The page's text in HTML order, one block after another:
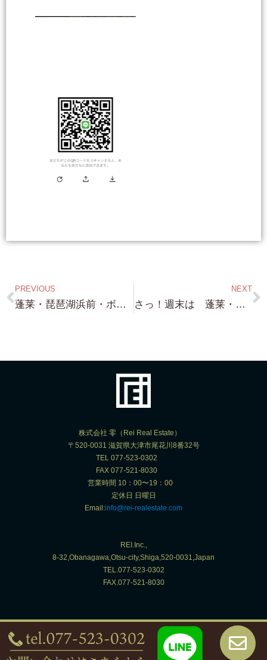
PREVIOUS
蓬莱・琵琶湖浜前・ボート下ろせるスロープ付き・約200坪・水めちゃくちゃ綺麗！・建物普通に建てれます！
NEXT
さっ！週末は 蓬莱・琵琶湖浜付き・北小松・琵琶湖浜付き・京都祇園新橋・案内予約頂きありがとうございます！ 高島市はちょっと行けなくて申し訳ございません！
株式会社 零（Rei Real Estate）
〒520-0031 滋賀県大津市尾花川8番32号
TEL 077-523-0302
FAX 077-521-8030
営業時間 10：00〜19：00
定休日 日曜日
Email:info@rei-realestate.com
REI.Inc.,
8-32,Obanagawa,Otsu-city,Shiga,520-0031,Japan
TEL.077-523-0302
FAX.077-521-8030